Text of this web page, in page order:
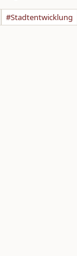
#Stadtentwicklung